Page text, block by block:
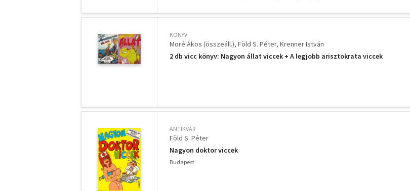
KÖNYV
Moré Ákos (összeáll.) Föld S. Péter Krenner István
2 db vicc könyv: Nagyon állat viccek + A legjobb arisztokrata viccek
ANTIKVÁR
Föld S. Péter
Nagyon doktor viccek
Budapest